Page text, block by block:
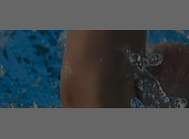
Documents utiles